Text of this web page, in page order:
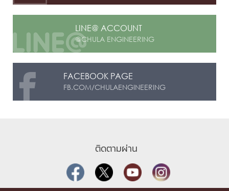
LINE@ ACCOUNT
@CHULA ENGINEERING
FACEBOOK PAGE
FB.COM/CHULAENGINEERING
ติดตามผ่าน